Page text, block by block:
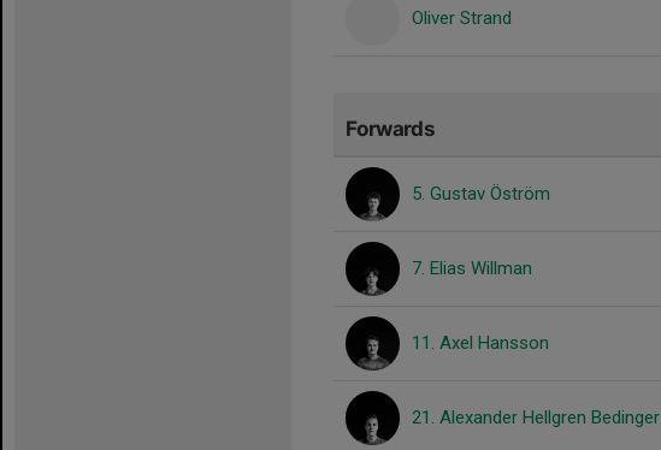
Oliver Strand
Forwards
5. Gustav Öström
7. Elias Willman
11. Axel Hansson
21. Alexander Hellgren Bedinger